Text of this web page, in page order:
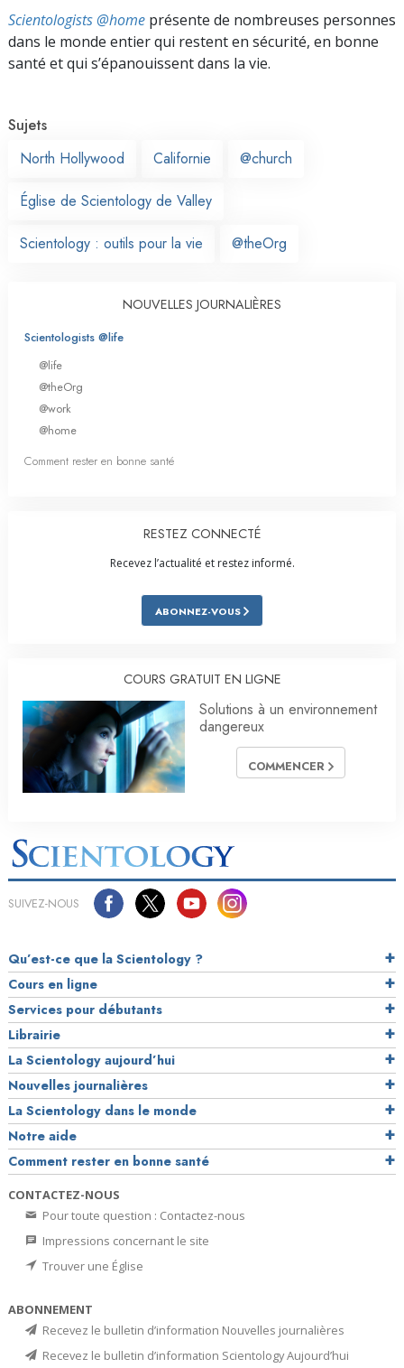
Scientologists @home présente de nombreuses personnes
dans le monde entier qui restent en sécurité, en bonne
santé et qui s’épanouissent dans la vie.
Sujets
North Hollywood
Californie @church
Église de Scientology de Valley
Scientology : outils pour la vie @theOrg
NOUVELLES JOURNALIÈRES
Scientologists @life
@life
@theOrg
@work
@home
Comment rester en bonne santé
RESTEZ CONNECTÉ
Recevez l’actualité et restez informé.
ABONNEZ-VOUS
COURS GRATUIT EN LIGNE
Solutions à un environnement
dangereux
COMMENCER
SUIVEZ-NOUS
Qu’est-ce que la Scientology ?
Cours en ligne
Services pour débutants
Librairie
La Scientology aujourd’hui
Nouvelles journalières
La Scientology dans le monde
Notre aide
Comment rester en bonne santé
CONTACTEZ-NOUS
Pour toute question : Contactez-nous
Impressions concernant le site
Trouver une Église
ABONNEMENT
Recevez le bulletin d’information Nouvelles journalières
Recevez le bulletin d’information Scientology Aujourd’hui